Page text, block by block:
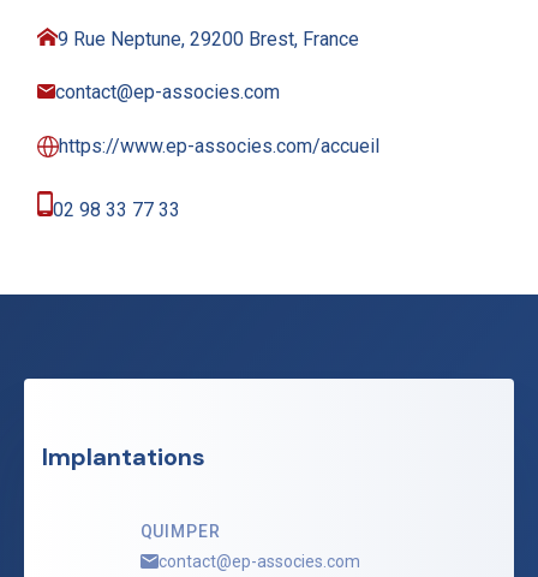
9 Rue Neptune, 29200 Brest, France
contact@ep-associes.com
https://www.ep-associes.com/accueil
02 98 33 77 33
Implantations
QUIMPER
contact@ep-associes.com